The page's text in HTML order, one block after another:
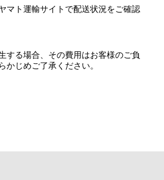
マト運輸サイトで配送状況をご確認
する場合、その費用はお客様のご負
かじめご了承ください。